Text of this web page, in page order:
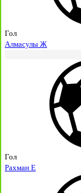
Гол
Алмасулы Ж
Гол
Рахман Е